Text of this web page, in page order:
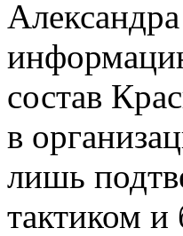
состав
в
лишь
тактиком